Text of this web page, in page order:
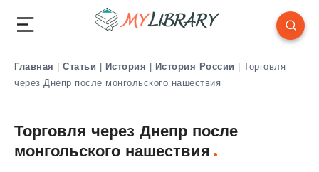
Главная | Статьи | История | История России | Торговля
через Днепр после монгольского нашествия
Торговля через Днепр после
монгольского нашествия